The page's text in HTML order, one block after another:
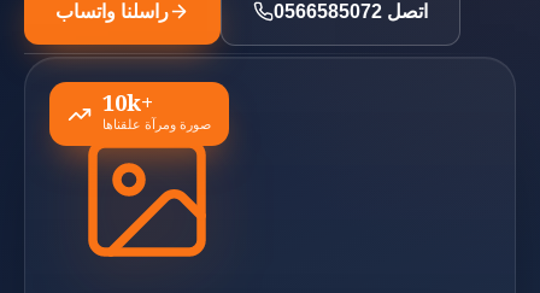
راسلنا واتساب اتصل 0566585072
10k+
صورة ومرآة علقناها